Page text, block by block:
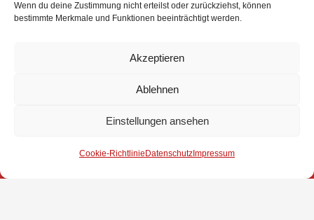
Wenn du deine Zustimmung nicht erteilst oder zurückziehst, können
bestimmte Merkmale und Funktionen beeinträchtigt werden.
Akzeptieren
Ablehnen
Einstellungen ansehen
Cookie-Richtlinie Datenschutz Impressum
Jahren restauriert wird. Außerdem konnten Schautafeln mit Bildern von
Abschließend kann man sagen, dass es ein richtig toller Tag war!